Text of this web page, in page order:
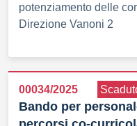
potenziamento delle
Direzione Vanoni 2
00034/2025
Bando per